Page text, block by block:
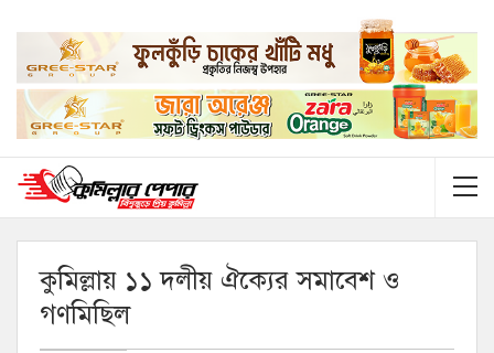
‎কুমিল্লায় ১১ দলীয় ঐক্যের সমাবেশ ও
গণমিছিল